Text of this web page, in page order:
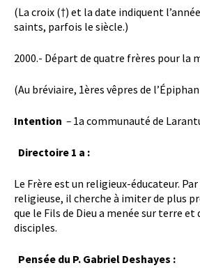
(La croix (†) et la date indiquent
saints, parfois le siècle.)
2000.- Départ de quatre frères pour la
(Au bréviaire, 1ères vêpres de
Intention – 1a communauté de
Directoire 1 a :
Le Frère est un religieux-éducateur.
religieuse, il cherche à imiter de plus
que le Fils de Dieu a menée sur terre et
disciples.
Pensée du P. Gabriel Deshayes :